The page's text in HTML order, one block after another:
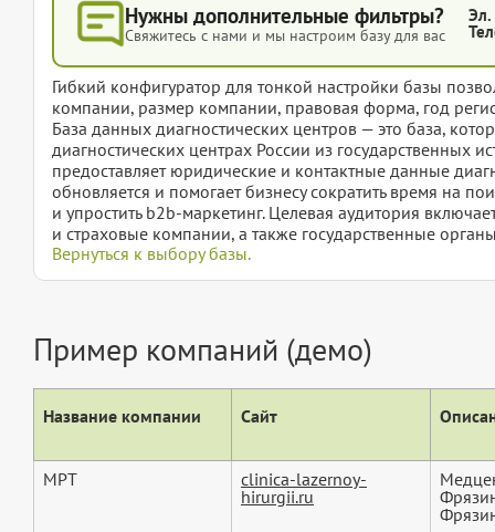
Нужны дополнительные фильтры?
Свяжитесь с нами и мы настроим базу для вас
Эл.
Гибкий конфигуратор для тонкой настройки базы
компании, размер компании, правовая форма, год
База данных диагностических центров — это база,
диагностических центрах России из государственных
предоставляет юридические и контактные данные
обновляется и помогает бизнесу сократить время на
и упростить b2b-маркетинг. Целевая аудитория
и страховые компании, а также государственные
Вернуться к выбору базы.
Пример компаний (демо)
Название компании Сайт
МРТ
clinica-lazernoy-
hirurgii.ru